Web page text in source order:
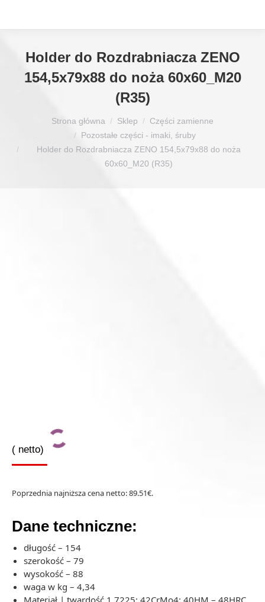
Holder do Rozdrabniacza ZENO
154,5x79x88 do noża 60x60_M20
(R35)
Strona główna Sklep
Części zamienne
Pozostałe części - imaki, śruby
Holder do Rozdrabniacza ZENO 154,5x79x88 do noża
60x60_M20 (R35)
( netto)
Poprzednia najniższa cena netto:89.51€.
Dane techniczne:
długość – 154
szerokość – 79
wysokość – 88
waga w kg – 4,34